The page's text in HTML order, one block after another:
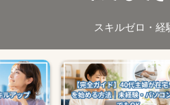
スキルゼロ・経